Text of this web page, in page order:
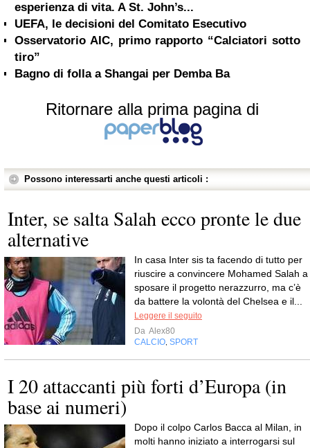
esperienza di vita. A St. John’s...
UEFA, le decisioni del Comitato Esecutivo
Osservatorio AIC, primo rapporto “Calciatori sotto
tiro”
Bagno di folla a Shangai per Demba Ba
Ritornare alla prima pagina di
Possono interessarti anche questi articoli :
Inter, se salta Salah ecco pronte le due
alternative
In casa Inter sis ta facendo di tutto per
riuscire a convincere Mohamed Salah a
sposare il progetto nerazzurro, ma c’è
da battere la volontà del Chelsea e il...
Leggere il seguito
Da Alex80
CALCIO SPORT
I 20 attaccanti più forti d’Europa (in
base ai numeri)
Dopo il colpo Carlos Bacca al Milan, in
molti hanno iniziato a interrogarsi sul